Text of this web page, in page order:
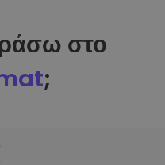
στο
;